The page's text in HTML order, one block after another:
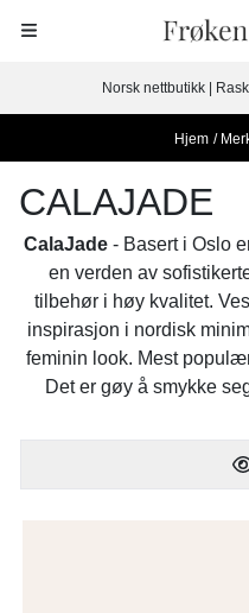
Hopp til innhold
Norsk nettbutikk |
Hjem /
CALAJADE
CalaJade - Basert i Oslo
en verden av
tilbehør i høy kvalitet.
inspirasjon i nordisk
feminin look. Mest
Det er gøy å smykke